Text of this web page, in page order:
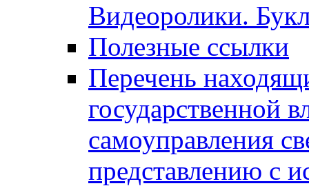
Видеоролики.
Полезные ссылки
Перечень
государственной
самоуправления
представлению с